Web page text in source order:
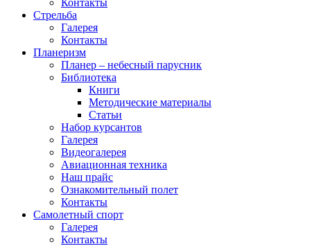
Контакты
Стрельба
Галерея
Контакты
Планеризм
Планер – небесный парусник
Библиотека
Книги
Методические материалы
Статьи
Набор курсантов
Галерея
Видеогалерея
Авиационная техника
Наш прайс
Ознакомительный полет
Контакты
Самолетный спорт
Галерея
Контакты